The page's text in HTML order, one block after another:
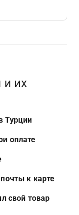
и их
Турции
оплате
к карте
свой товар